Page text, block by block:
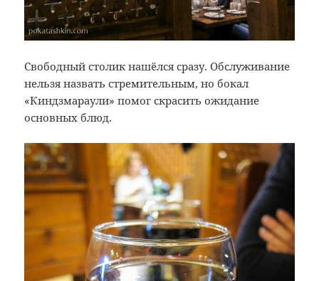
Свободный столик нашёлся сразу. Обслуживание
нельзя назвать стремительным, но бокал
«Киндзмараули» помог скрасить ожидание
основных блюд.